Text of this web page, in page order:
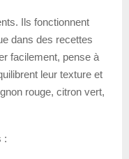
Ils fonctionnent
dans des recettes
facilement, pense à
leur texture et
rouge, citron vert,
: